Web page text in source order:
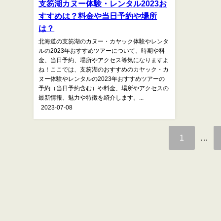
支笏湖カヌー体験・レンタル2023お
すすめは？料金や当日予約や場所
は？
北海道の支笏湖のカヌー・カヤック体験やレンタ
ルの2023年おすすめツアーについて、時期や料
金、当日予約、場所やアクセス等気になりますよ
ね！ここでは、支笏湖のおすすめのカヤック・カ
ヌー体験やレンタルの2023年おすすめツアーの
予約（当日予約含む）や料金、場所やアクセスの
最新情報、魅力や特徴を紹介します。...
2023-07-08
1